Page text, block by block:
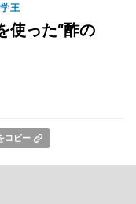
王
使った“酢の
コピー